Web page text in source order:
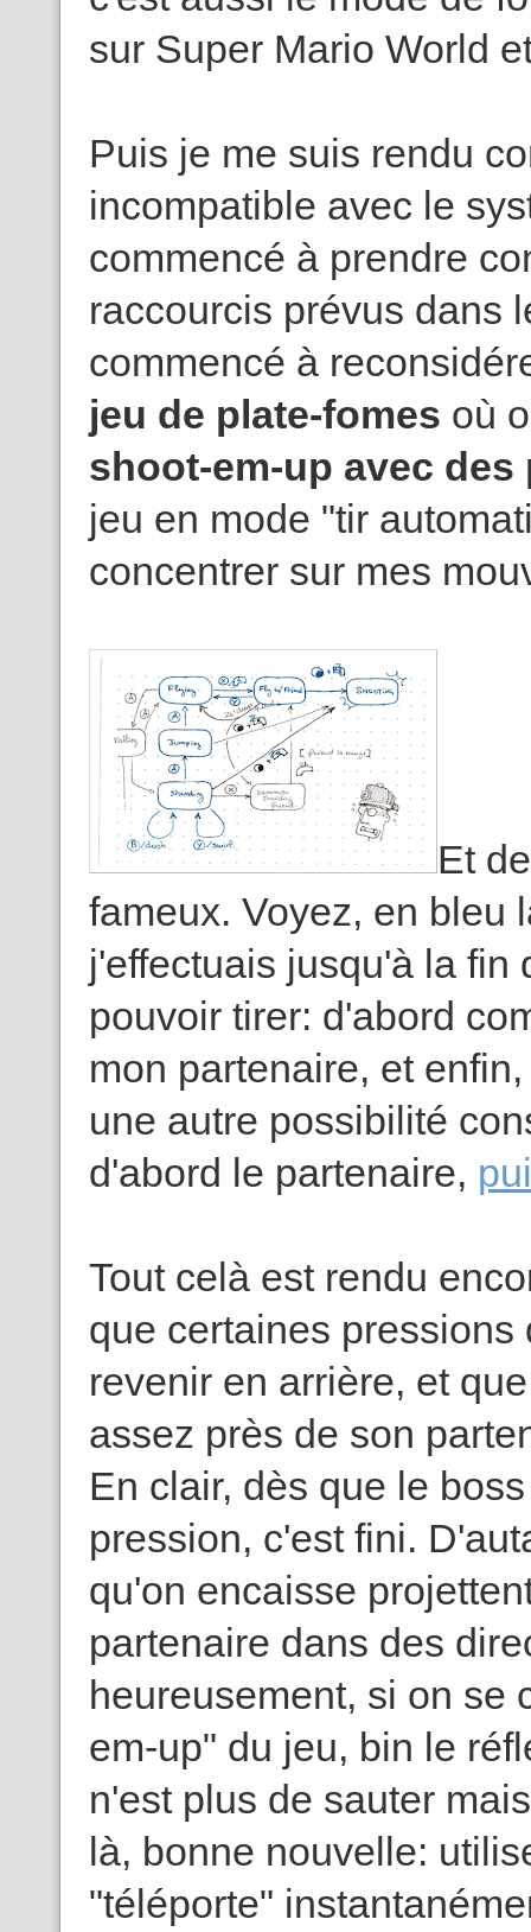
sur Super Mario World
Puis je me suis rendu
incompatible avec le
commencé à prendre
raccourcis prévus dans
commencé à
jeu de plate-fomes où
shoot-em-up avec des
jeu en mode "tir
concentrer sur mes
Et
fameux. Voyez, en bleu
j'effectuais jusqu'à la fin
pouvoir tirer: d'abord
mon partenaire, et
une autre possibilité
d'abord le partenaire,
Tout celà est rendu
que certaines
revenir en arrière, et
assez près de son
En clair, dès que le
pression, c'est fini.
qu'on encaisse
partenaire dans des
heureusement, si on se
em-up" du jeu, bin le
n'est plus de sauter
là, bonne nouvelle:
"téléporte"